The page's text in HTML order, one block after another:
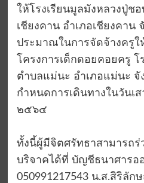
ให้โรงเรียนมูลมังหลวงปู่ช
เชียงคาน อำเภอเชียงคาน
ประมาณในการจัดจ้างครูใ
โครงการเด็กดอยคอยครู โ
ตำบลแม่นะ อำเภอแม่นะ จั
กำหนดการเดินทางในวันเ
๒๕๖๔
ทั้งนี้ผู้มีจิตศรัทธาสามารถร่
บริจาคได้ที่ บัญชีธนาศารอ
050991217543 น.ส.สิริลัก